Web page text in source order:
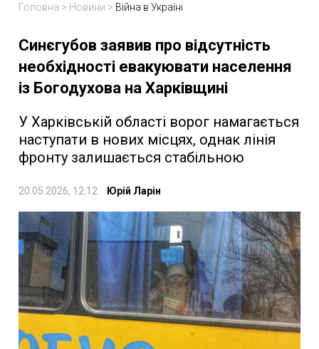
Головна > Новини > Війна в Україні
Синєгубов заявив про відсутність
необхідності евакуювати населення
із Богодухова на Харківщині
У Харківській області ворог намагається
наступати в нових місцях, однак лінія
фронту залишається стабільною
20.05.2026, 12:12 Юрій Ларін